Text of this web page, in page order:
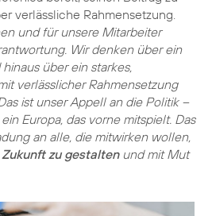
verlässliche Rahmensetzung.
und für unsere Mitarbeiter
Wir denken über ein
über ein starkes,
verlässlicher Rahmensetzung
ist unser Appell an die Politik –
Europa, das vorne mitspielt. Das
an alle, die mitwirken wollen,
zu gestaltenund mit Mut